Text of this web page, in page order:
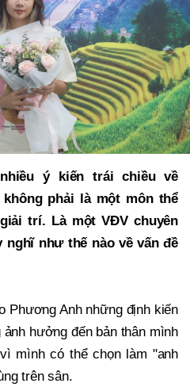
ý kiến trái chiều về
phải là một môn thể
trí. Là một VĐV chuyên
nghĩ như thế nào về vấn đề
Phương Anh những định kiến
hưởng đến bản thân mình
mình có thể chọn làm "anh
trên sân.